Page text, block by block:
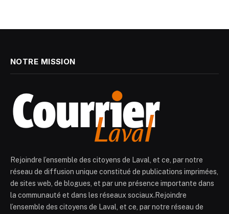
NOTRE MISSION
Rejoindre l’ensemble des citoyens de Laval, et ce, par notre
réseau de diffusion unique constitué de publications imprimées,
de sites web, de blogues, et par une présence importante dans
la communauté et dans les réseaux sociaux.Rejoindre
l’ensemble des citoyens de Laval, et ce, par notre réseau de